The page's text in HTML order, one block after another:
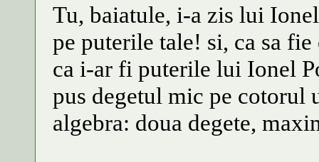
Tu, baiatule, i-a zis lui
pe puterile tale! si, ca sa
ca i-ar fi puterile lui Ionel
pus degetul mic pe cotorul
algebra: doua degete,